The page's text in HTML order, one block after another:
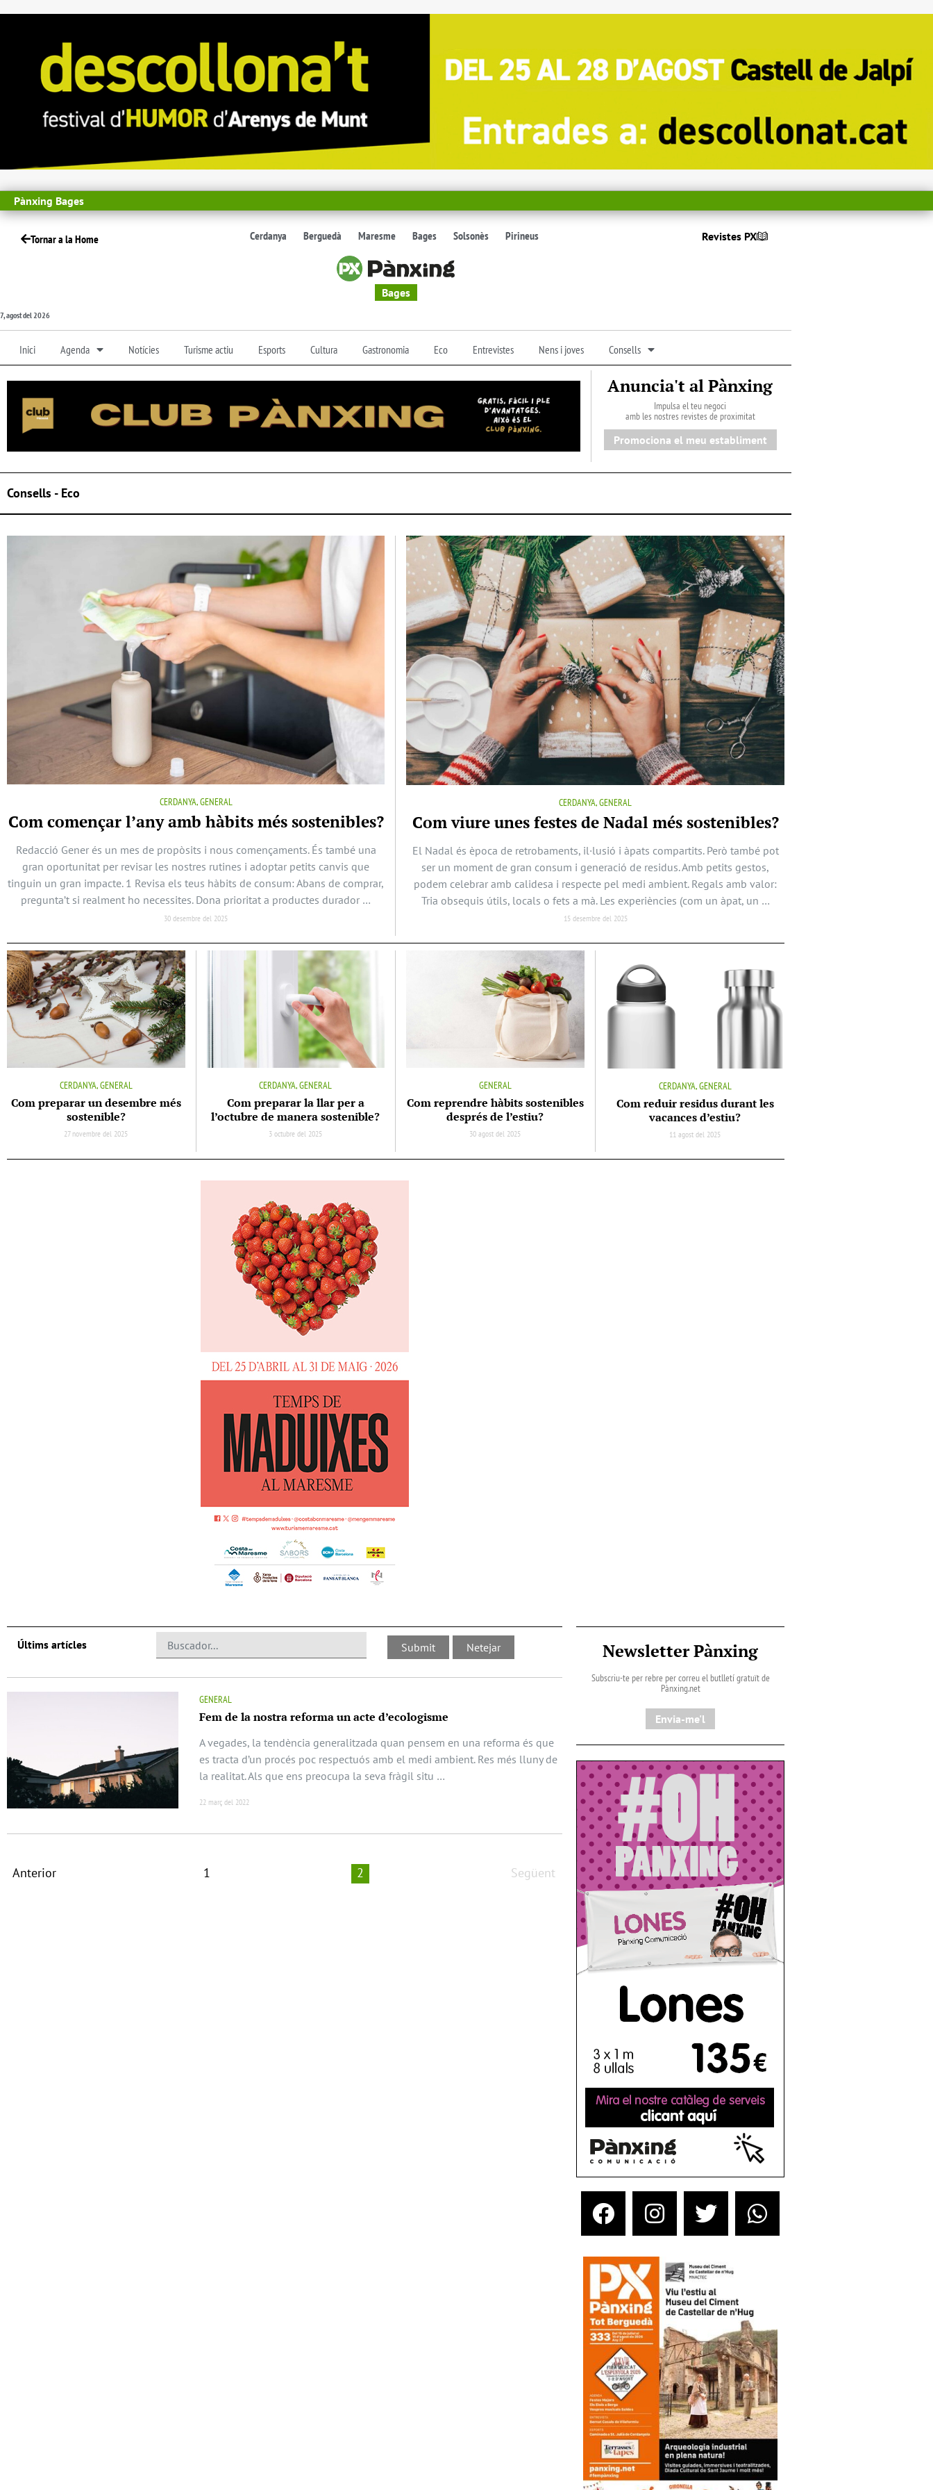
Pànxing Bages
Tornar a la Home Cerdanya Berguedà Maresme Bages Solsonès Pirineus Revistes PX
Bages
7, agost del 2026
Inici Agenda Notícies Turisme actiu Esports Cultura Gastronomia Eco Entrevistes Nens i joves Consells
Anuncia't al Pànxing
Impulsa el teu negoci
amb les nostres revistes de proximitat
Promociona el meu establiment
Consells - Eco
CERDANYA, GENERAL
Com començar l’any amb hàbits més sostenibles?
Redacció Gener és un mes de propòsits i nous començaments. És també una
gran oportunitat per revisar les nostres rutines i adoptar petits canvis que
tinguin un gran impacte. 1 Revisa els teus hàbits de consum: Abans de comprar,
pregunta’t si realment ho necessites. Dona prioritat a productes durador …
30 desembre del 2025
CERDANYA, GENERAL
Com viure unes festes de Nadal més sostenibles?
El Nadal és època de retrobaments, il·lusió i àpats compartits. Però també pot
ser un moment de gran consum i generació de residus. Amb petits gestos,
podem celebrar amb calidesa i respecte pel medi ambient. Regals amb valor:
Tria obsequis útils, locals o fets a mà. Les experiències (com un àpat, un …
15 desembre del 2025
CERDANYA, GENERAL
Com preparar un desembre més
sostenible?
27 novembre del 2025
CERDANYA, GENERAL
Com preparar la llar per a
l’octubre de manera sostenible?
3 octubre del 2025
GENERAL
Com reprendre hàbits sostenibles
després de l’estiu?
30 agost del 2025
CERDANYA, GENERAL
Com reduir residus durant les
vacances d’estiu?
11 agost del 2025
Últims artícles
GENERAL
Fem de la nostra reforma un acte d’ecologisme
A vegades, la tendència generalitzada quan pensem en una reforma és que
es tracta d’un procés poc respectuós amb el medi ambient. Res més lluny de
la realitat. Als que ens preocupa la seva fràgil situ …
22 març del 2022
Anterior 1 2 Següent
Newsletter Pànxing
Subscriu-te per rebre per correu el butlletí gratuït de
Pànxing.net​
Envia-me'l